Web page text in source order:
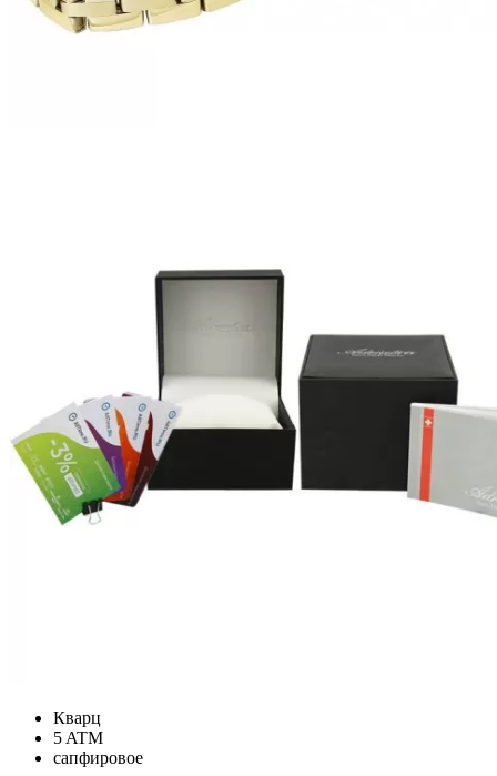
Кварц
5 ATM
сапфировое